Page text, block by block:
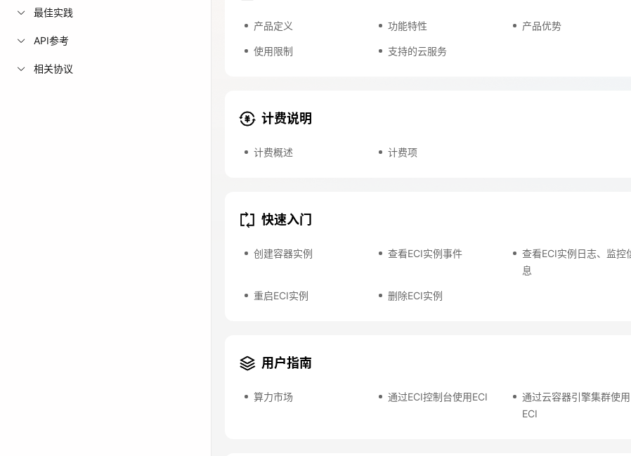
最佳实践
API参考
相关协议
产品定义 功能特性 产品优势
使用限制 支持的云服务
计费说明
计费概述 计费项
快速入门
创建容器实例 查看ECI实例事件
查看ECI实例日志、监控
息
重启ECI实例 删除ECI实例
用户指南
算力市场 通过ECI控制台使用ECI
通过云容器引擎集群使用
ECI